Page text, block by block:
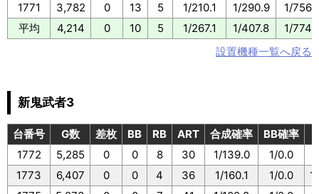
1771
3,782 0 13 5 1/210.1 1/290.9
1/
平均
4,214 0 10 5 1/267.1 1/407.8
1/
設置機種一覧へ戻る
新鬼武者3
台番号 G数 差枚 BB RB ART 合成確率 BB確率
1772
5,285 0 0 8 30 1/139.0 1/0.0
1773
6,407 0 0 4 36 1/160.1 1/0.0